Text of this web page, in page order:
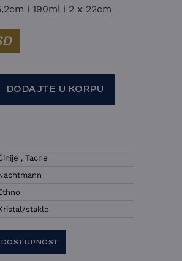
i 190ml i 2 x 22cm
- Ethno količina
DODAJTE U KORPU
, Tacne
staklo